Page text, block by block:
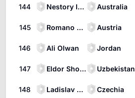
144 Nestory Irankunda Australia
145 Romano Schmid Austria
146 Ali Olwan Jordan
147 Eldor Shomurodov Uzbekistan
148 Ladislav Krejčí Czechia